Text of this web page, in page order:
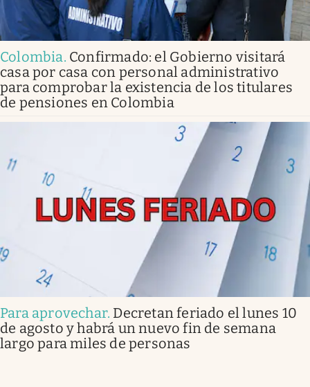
Colombia. Confirmado: el Gobierno visitará
casa por casa con personal administrativo
para comprobar la existencia de los titulares
de pensiones en Colombia
Para aprovechar. Decretan feriado el lunes 10
de agosto y habrá un nuevo fin de semana
largo para miles de personas